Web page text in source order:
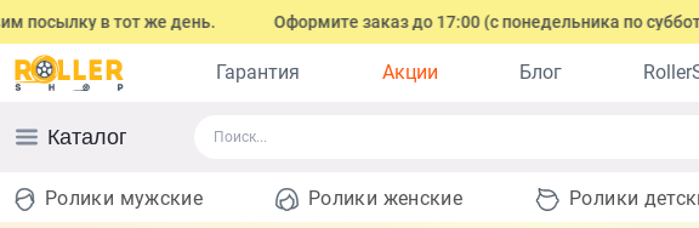
тот же день. Оформите заказ до 17:00 (с понедельника по субботу), и мы
Гарантия Акции Блог
Каталог
Ролики мужские Ролики женские Ролики